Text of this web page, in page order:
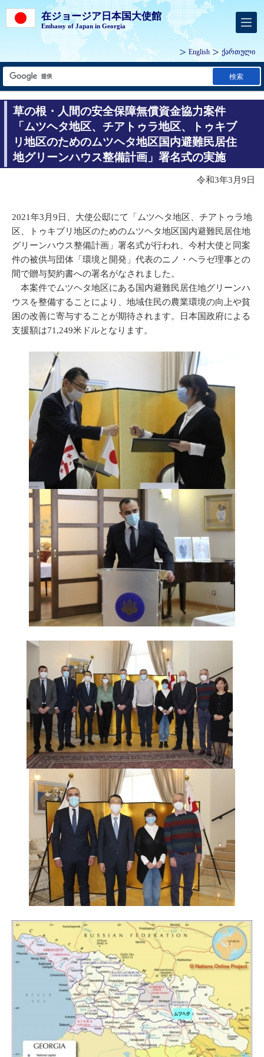
在ジョージア日本国大使館
Embassy of Japan in Georgia
English ქართული
検索
草の根・人間の安全保障無償資金協力案件
「ムツヘタ地区、チアトゥラ地区、トゥキブ
リ地区のためのムツヘタ地区国内避難民居住
地グリーンハウス整備計画」署名式の実施
令和3年3月9日
2021年3月9日、大使公邸にて「ムツヘタ地区、チアトゥラ地
区、トゥキブリ地区のためのムツヘタ地区国内避難民居住地
グリーンハウス整備計画」署名式が行われ、今村大使と同案
件の被供与団体「環境と開発」代表のニノ・ヘラゼ理事との
間で贈与契約書への署名がなされました。
本案件でムツヘタ地区にある国内避難民居住地グリーンハ
ウスを整備することにより、地域住民の農業環境の向上や貧
困の改善に寄与することが期待されます。日本国政府による
支援額は71,249米ドルとなります。